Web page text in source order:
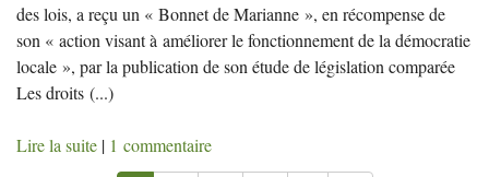
des lois, a reçu un « Bonnet de Marianne », en récompense de
son « action visant à améliorer le fonctionnement de la démocratie
locale », par la publication de son étude de législation comparée
Les droits (...)
Lire la suite | 1 commentaire